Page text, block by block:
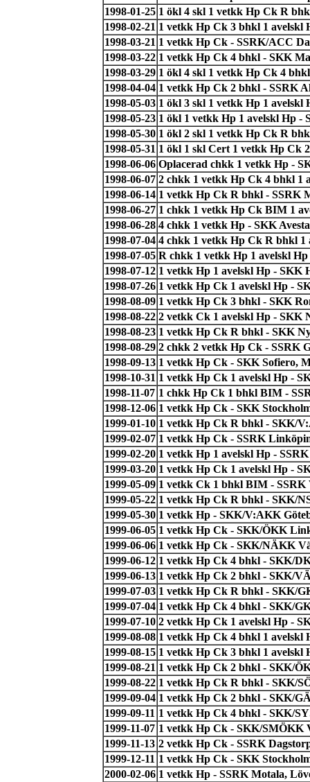
1998-01-25 1 ökl 4 skl 1 vetkk Hp Ck R
1998-02-21 1 vetkk Hp Ck 3 bhkl 1 avelskl
1998-03-21 1 vetkk Hp Ck - SSRK/ACC
1998-03-22 1 vetkk Hp Ck 4 bhkl - SKK
1998-03-29 1 ökl 4 skl 1 vetkk Hp Ck 4
1998-04-04 1 vetkk Hp Ck 2 bhkl - SSRK
1998-05-03 1 ökl 3 skl 1 vetkk Hp 1 avelskl
1998-05-23 1 ökl 1 vetkk Hp 1 avelskl Hp -
1998-05-30 1 ökl 2 skl 1 vetkk Hp Ck R
1998-05-31 1 ökl 1 skl Cert 1 vetkk Hp Ck
1998-06-06 Oplacerad chkk 1 vetkk Hp -
1998-06-07 2 chkk 1 vetkk Hp Ck 4 bhkl 1
1998-06-14 1 vetkk Hp Ck R bhkl - SSRK
1998-06-27 1 chkk 1 vetkk Hp Ck BIM 1
1998-06-28 4 chkk 1 vetkk Hp - SKK
1998-07-04 4 chkk 1 vetkk Hp Ck R bhkl 1
1998-07-05 R chkk 1 vetkk Hp 1 avelskl
1998-07-12 1 vetkk Hp 1 avelskl Hp - SKK
1998-07-26 1 vetkk Hp Ck 1 avelskl Hp -
1998-08-09 1 vetkk Hp Ck 3 bhkl - SKK
1998-08-22 2 vetkk Ck 1 avelskl Hp - SKK
1998-08-23 1 vetkk Hp Ck R bhkl - SKK
1998-08-29 2 chkk 2 vetkk Hp Ck - SSRK
1998-09-13 1 vetkk Hp Ck - SKK Sofiero,
1998-10-31 1 vetkk Hp Ck 1 avelskl Hp -
1998-11-07 1 chkk Hp Ck 1 bhkl BIM -
1998-12-06 1 vetkk Hp Ck - SKK
1999-01-10 1 vetkk Hp Ck R bhkl - SKK/
1999-02-07 1 vetkk Hp Ck - SSRK
1999-02-20 1 vetkk Hp 1 avelskl Hp -
1999-03-20 1 vetkk Hp Ck 1 avelskl Hp -
1999-05-09 1 vetkk Ck 1 bhkl BIM - SSRK
1999-05-22 1 vetkk Hp Ck R bhkl - SKK/
1999-05-30 1 vetkk Hp - SKK/V:AKK
1999-06-05 1 vetkk Hp Ck - SKK/ÖKK
1999-06-06 1 vetkk Hp Ck - SKK/NÄKK
1999-06-12 1 vetkk Hp Ck 4 bhkl - SKK/
1999-06-13 1 vetkk Hp Ck 2 bhkl - SKK/
1999-07-03 1 vetkk Hp Ck R bhkl - SKK/
1999-07-04 1 vetkk Hp Ck 4 bhkl - SKK/
1999-07-10 2 vetkk Hp Ck 1 avelskl Hp -
1999-08-08 1 vetkk Hp Ck 4 bhkl 1 avelskl
1999-08-15 1 vetkk Hp Ck 3 bhkl 1
1999-08-21 1 vetkk Hp Ck 2 bhkl - SKK/
1999-08-22 1 vetkk Hp Ck R bhkl - SKK/
1999-09-04 1 vetkk Hp Ck 2 bhkl - SKK/
1999-09-11 1 vetkk Hp Ck 4 bhkl - SKK/
1999-11-07 1 vetkk Hp Ck - SKK/SMÖKK
1999-11-13 2 vetkk Hp Ck - SSRK
1999-12-11 1 vetkk Hp Ck - SKK
2000-02-06 1 vetkk Hp - SSRK Motala,